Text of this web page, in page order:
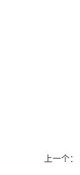
上一个：